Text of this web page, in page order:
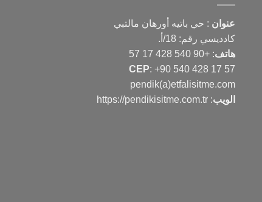
عنوان : حي باتيه أورهان مالتبي
كادديسي رقم: 18/أ.
هاتف:
+90 540 428 17 57
CEP: +90 540 428 17 57
pendik(a)etfalisitme.com
الويب:
https://pendikisitme.com.tr